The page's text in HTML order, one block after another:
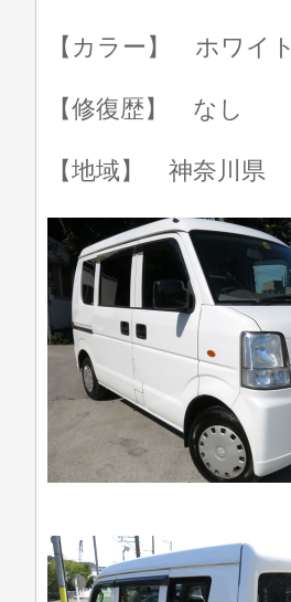
【カラー】 ホワイト
【修復歴】 なし
【地域】 神奈川県